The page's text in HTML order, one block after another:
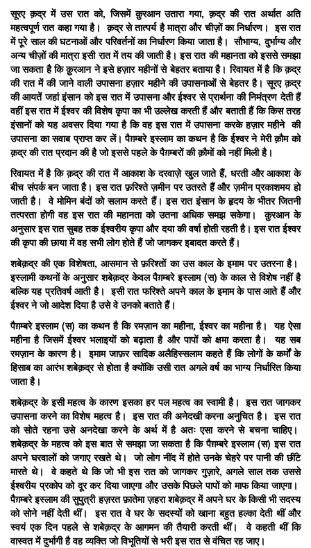
सूरए क़द्र में उस रात को,जिसमें क़ुरआन उतारा गया,क़द्र की रात अर्थात अति
महत्वपूर्ण रात कहा गया है। क़द्र से तात्पर्य है मात्रा और चीज़ों का निर्धारण। इस रात
में पूरे साल की घटनाओं और परिवर्तनों का निर्धारण किया जाता है। सौभाग्य,दुर्भाग्य और
अन्य चीज़ों की मात्रा इसी रात में तय की जाती है। इस रात की महानता को इससे समझा
जा सकता है कि क़ुरआन ने इसे हज़ार महीनों से बेहतर बताया है। रिवायत में है कि क़द्र
की रात में की जाने वाली उपासना हज़ार महीने की उपासनाओं से बेहतर है। सूरए क़द्र
की आयतें जहां इंसान को इस रात में उपासना और ईश्वर से प्रार्थना की निमंत्रण देती हैं
वहीं इस रात में ईश्वर की विशेष कृपा का भी उल्लेख करती हैं और बताती हैं कि किस तरह
इंसानों को यह अवसर दिया गया है कि वह इस रात में उपासना करके हज़ार महीने की
उपासना का सवाब प्राप्त कर लें। पैग़म्बरे इस्लाम का कथन है कि ईश्वर ने मेरी क़ौम को
क़द्र की रात प्रदान की है जो इससे पहले के पैग़म्बरों की क़ौमों को नहीं मिली है।
रिवायत में है कि क़द्र की रात में आकाश के दरवाज़े खुल जाते हैं, धरती और आकाश के
बीच संपर्क बन जाता है। इस रात फ़रिश्ते ज़मीन पर उतरते हैं और ज़मीन प्रकाशमय हो
जाती है। वे मोमिन बंदों को सलाम करते हैं। इस रात इंसान के हृदय के भीतर जितनी
तत्परता होगी वह इस रात की महानता को उतना अधिक समझ सकेगा। क़ुरआन के
अनुसार इस रात सुबह तक ईश्वरीय कृपा और दया की वर्षा होती रहती है। इस रात ईश्वर
की कृपा की छाया में वह सभी लोग होते हैं जो जागकर इबादत करते हैं।
शबेक़द्र की एक विशेषता, आसमान से फ़रिश्तों का उस काल के इमाम पर उतरना है।
इस्लामी कथनों के अनुसार शबेक़द्र केवल पैग़म्बरे इस्लाम (स) के काल से विशेष नहीं है
बल्कि यह प्रतिवर्ष आती है। इसी रात फरिश्ते अपने काल के इमाम के पास आते हैं और
ईश्वर ने जो आदेश दिया है उसे वे उनको बताते हैं।
पैग़म्बरे इस्लाम (स) का कथन है कि रमज़ान का महीना,ईश्वर का महीना है। यह ऐसा
महीना है जिसमें ईश्वर भलाइयों को बढ़ाता है और पापों को क्षमा करता है। यह सब
रमज़ान के कारण है। इमाम जाफ़र सादिक अलैहिस्सलाम कहते हैं कि लोगों के कर्मों के
हिसाब का आरंभ शबेक़द्र से होता है क्योंकि उसी रात अगले वर्ष का भाग्य निर्धारित किया
जाता है।
शबेक़द्र के इसी महत्व के कारण इसका हर पल महत्व का स्वामी है। इस रात जागकर
उपासना करने का विशेष महत्व है। इस रात की अनेदखी करना अनुचित है। इस रात
को सोते रहना उसे अनदेखा करने के अर्थ में है अतः एसा करने से बचना चाहिए।
शबेक़द्र के महत्व को इस बात से समझा जा सकता है कि पैग़म्बरे इस्लाम (स) इस रात
अपने घरवालों को जगाए रखते थे। जो लोग नींद में होते उनके चेहरे पर पानी की छींटे
मारते थे। वे कहते थे कि जो भी इस रात को जागकर गुज़ारे,अगले साल तक उससे
ईश्वरीय प्रकोप को दूर कर दिया जाएगा और उसके पिछले पापों को माफ किया जाएगा।
पैग़म्बरे इस्लाम की सुपुत्री हज़रत फ़ातेमा ज़हरा शबेक़द्र में अपने घर के किसी भी सदस्य
को सोने नहीं देती थीं। इस रात वे घर के सदस्यों को खाना बहुत हल्का देती थीं और
स्वयं एक दिन पहले से शबेक़द्र के आगमन की तैयारी करती थीं। वे कहती थीं कि
वास्वत में दुर्भागी है वह व्यक्ति जो विभूतियों से भरी इस रात से वंचित रह जाए।